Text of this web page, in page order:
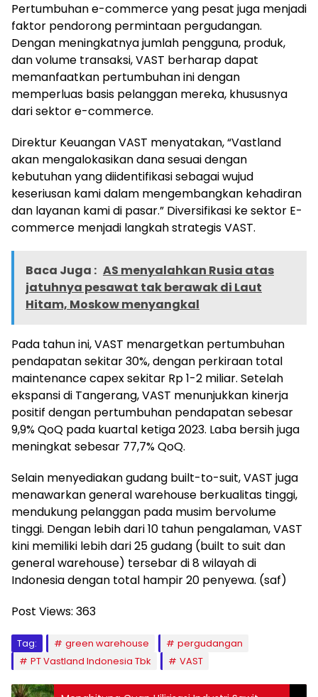
Pertumbuhan e-commerce yang pesat juga menjadi
faktor pendorong permintaan pergudangan.
Dengan meningkatnya jumlah pengguna, produk,
dan volume transaksi, VAST berharap dapat
memanfaatkan pertumbuhan ini dengan
memperluas basis pelanggan mereka, khususnya
dari sektor e-commerce.
Direktur Keuangan VAST menyatakan, “Vastland
akan mengalokasikan dana sesuai dengan
kebutuhan yang diidentifikasi sebagai wujud
keseriusan kami dalam mengembangkan kehadiran
dan layanan kami di pasar.” Diversifikasi ke sektor E-
commerce menjadi langkah strategis VAST.
Baca Juga : AS menyalahkan Rusia atas
jatuhnya pesawat tak berawak di Laut
Hitam, Moskow menyangkal
Pada tahun ini, VAST menargetkan pertumbuhan
pendapatan sekitar 30%, dengan perkiraan total
maintenance capex sekitar Rp 1-2 miliar. Setelah
ekspansi di Tangerang, VAST menunjukkan kinerja
positif dengan pertumbuhan pendapatan sebesar
9,9% QoQ pada kuartal ketiga 2023. Laba bersih juga
meningkat sebesar 77,7% QoQ.
Selain menyediakan gudang built-to-suit, VAST juga
menawarkan general warehouse berkualitas tinggi,
mendukung pelanggan pada musim bervolume
tinggi. Dengan lebih dari 10 tahun pengalaman, VAST
kini memiliki lebih dari 25 gudang (built to suit dan
general warehouse) tersebar di 8 wilayah di
Indonesia dengan total hampir 20 penyewa. (saf)
Post Views: 363
Tag: green warehouse
pergudangan
PT Vastland Indonesia Tbk
VAST